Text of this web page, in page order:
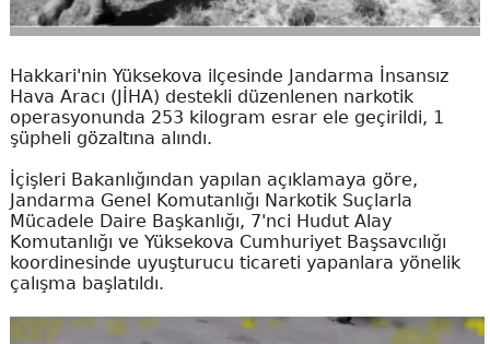
Hakkari'nin Yüksekova ilçesinde Jandarma İnsansız
Hava Aracı (JİHA) destekli düzenlenen narkotik
operasyonunda 253 kilogram esrar ele geçirildi, 1
şüpheli gözaltına alındı.
İçişleri Bakanlığından yapılan açıklamaya göre,
Jandarma Genel Komutanlığı Narkotik Suçlarla
Mücadele Daire Başkanlığı, 7'nci Hudut Alay
Komutanlığı ve Yüksekova Cumhuriyet Başsavcılığı
koordinesinde uyuşturucu ticareti yapanlara yönelik
çalışma başlatıldı.